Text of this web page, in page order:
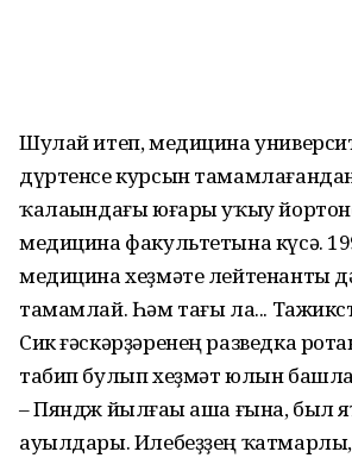
Шулай итеп, медицина
дүртенсе курсын
ҡалаһындағы юғары уҡыу
медицина факультетына күсә.
медицина хеҙмәте лейтенанты
тамамлай. Һәм тағы ла...
Сик ғәскәрҙәренең разведка
табип булып хеҙмәт юлын
– Пяндж йылғаһы аша ғына, был
ауылдары. Илебеҙҙең